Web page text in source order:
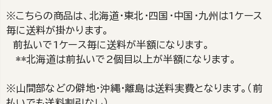
※こちらの商品は、北海道・東北・四国・中国・九州は1ケース
毎に送料が掛かります。
前払いで1ケース毎に送料が半額になります。
**北海道は前払いで2個目以上が半額になります。
※山間部などの僻地・沖縄・離島は送料実費となります。（前